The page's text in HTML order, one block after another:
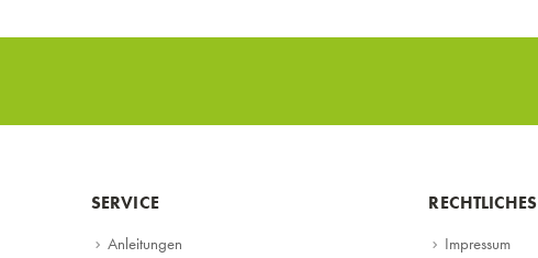
SERVICE
Anleitungen
RECHTLICHES
Impressum